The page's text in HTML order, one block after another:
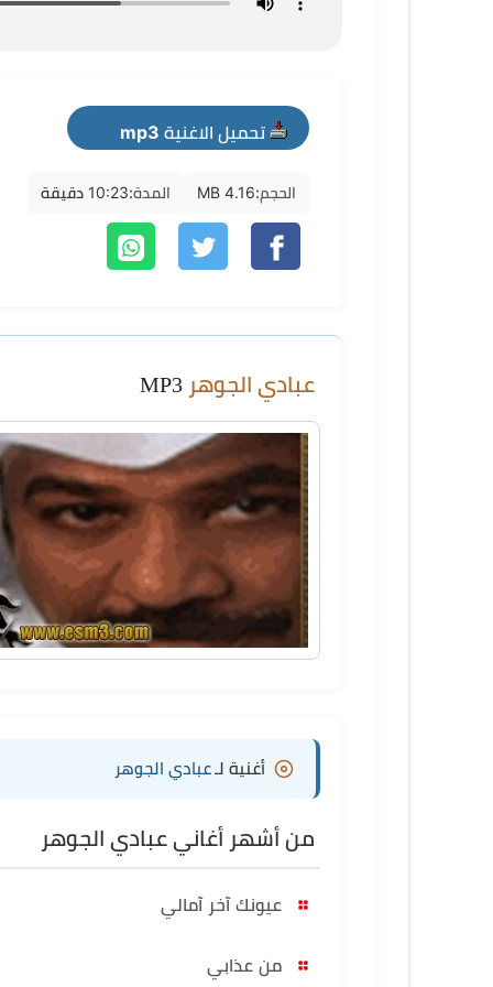
تحميل الاغنية mp3
الحجم:4.16 MB المدة:10:23 دقيقة
عبادي الجوهر
أغنية لـعبادي الجوهر
من أشهر أغاني عبادي الجوهر
عيونك آخر آمالي
من عذابي